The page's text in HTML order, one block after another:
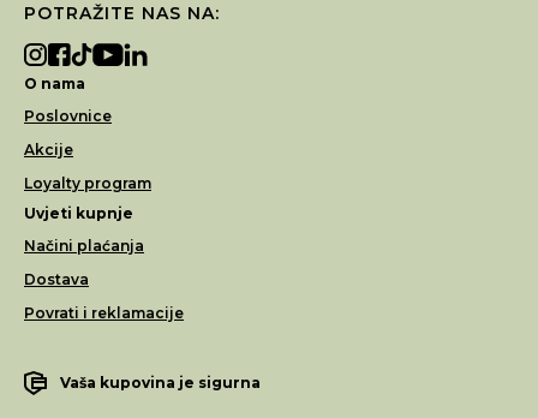
POTRAŽITE NAS NA:
O nama
Poslovnice
Akcije
Loyalty program
Uvjeti kupnje
Načini plaćanja
Dostava
Povrati i reklamacije
Vaša kupovina je sigurna